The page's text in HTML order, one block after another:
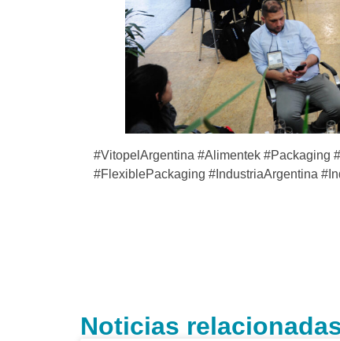
#VitopelArgentina #Alimentek #Packaging
#FlexiblePackaging #IndustriaArgentina
Noticias